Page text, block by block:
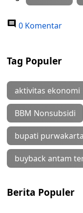
0 Komentar
Tag Populer
aktivitas ekonomi
BBM Nonsubsidi
bupati purwakarta
buyback antam
Berita Populer